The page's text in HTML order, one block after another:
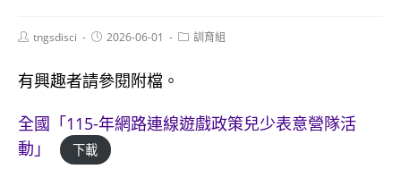
Posttngsdisci
Post2026-06-01
Post訓育組
有興趣者請參閱附檔。
全國「115-年網路連線遊戲政策兒少表意營隊活
動」
下載